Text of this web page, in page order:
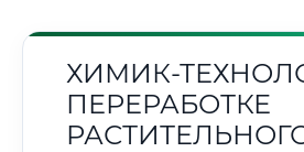
ХИМИК-
ПЕРЕРАБОТКЕ